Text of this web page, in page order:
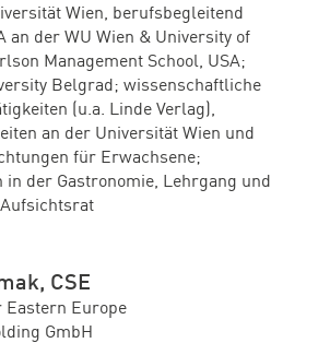
Wien, berufsbegleitend
an der WU Wien & University of
Management School, USA;
Belgrad; wissenschaftliche
(u.a. Linde Verlag),
an der Universität Wien und
für Erwachsene;
der Gastronomie, Lehrgang und
CSE
Eastern Europe
GmbH